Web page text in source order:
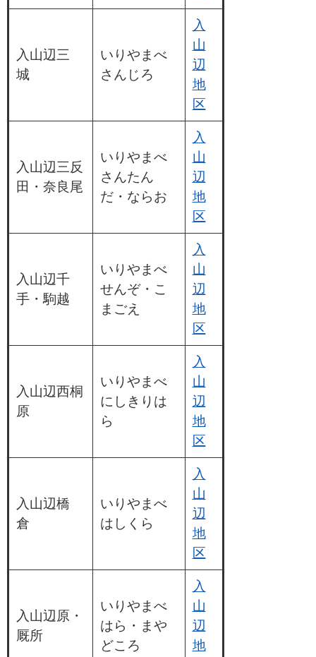
入山辺三
城
いりやまべ
さんじろ
入
山
辺
地
区
入山辺三反
田・奈良尾
いりやまべ
さんたん
だ・ならお
入
山
辺
地
区
入山辺千
手・駒越
いりやまべ
せんぞ・こ
まごえ
入
山
辺
地
区
入山辺西桐
原
いりやまべ
にしきりは
ら
入
山
辺
地
区
入山辺橋
倉
いりやまべ
はしくら
入
山
辺
地
区
入山辺原・
厩所
いりやまべ
はら・まや
どころ
入
山
辺
地